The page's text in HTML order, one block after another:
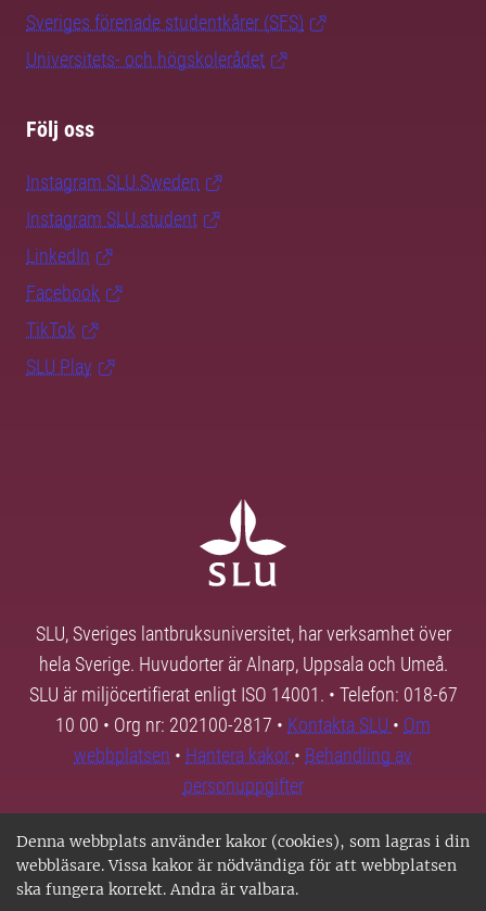
Denna webbplats använder kakor (cookies), som lagras i din
webbläsare. Vissa kakor är nödvändiga för att webbplatsen
ska fungera korrekt. Andra är valbara.
Sveriges förenade studentkårer (SFS)
Universitets- och högskolerådet
Följ oss
Instagram SLU.Sweden
Instagram SLU.student
LinkedIn
Facebook
TikTok
SLU Play
SLU, Sveriges lantbruksuniversitet, har verksamhet över
hela Sverige. Huvudorter är Alnarp, Uppsala och Umeå.
SLU är miljöcertifierat enligt ISO 14001. • Telefon: 018-67
10 00 • Org nr: 202100-2817 • Kontakta SLU • Om
webbplatsen • Hantera kakor • Behandling av
personuppgifter